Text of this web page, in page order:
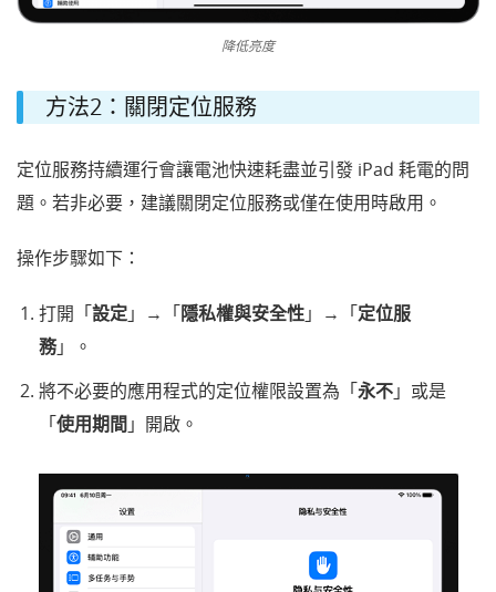
降低亮度
方法2：關閉定位服務
定位服務持續運行會讓電池快速耗盡並引發 iPad 耗電的問
題。若非必要，建議關閉定位服務或僅在使用時啟用。
操作步驟如下：
打開「設定」→「隱私權與安全性」→「定位服
務」。
將不必要的應用程式的定位權限設置為「永不」或是
「使用期間 」開啟。